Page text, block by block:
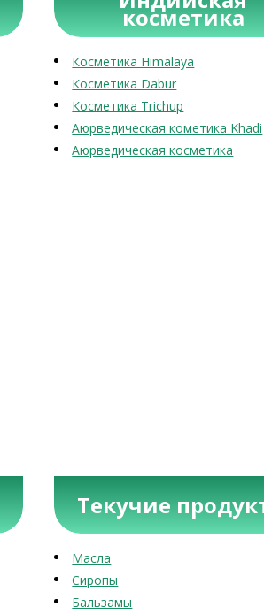
косметика
Косметика Himalaya
Косметика Dabur
Косметика Trichup
Аюрведическая кометика Khadi
Аюрведическая косметика
Текучие
Масла
Сиропы
Бальзамы